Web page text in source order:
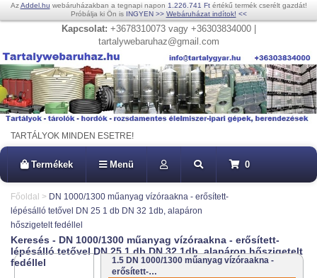
AzAddel.hu webáruházakban a tegnapi napon 1.226.741 Ftértékű termék cserélt gazdát!
Próbálja ki Ön is INGYEN >> Webáruházat indítok! <<
Kapcsolat: +3678310073 vagy +36303834000 |
tartalywebaruhaz@gmail.com
TARTÁLYOK MINDEN ESETRE!
Termékek Menü 0
Főoldal > DN 1000/1300 műanyag vízóraakna - erősített-
lépésálló tetővel DN 25 1 db DN 32 1db, alapáron
hőszigetelt fedéllel
Keresés - DN 1000/1300 műanyag vízóraakna - erősített-
lépésálló tetővel DN 25 1 db DN 32 1db, alapáron hőszigetelt
fedéllel
1.5 DN 1000/1300 műanyag vízóraakna -
erősített-…